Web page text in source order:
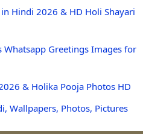
in Hindi 2026 & HD Holi Shayari
Whatsapp Greetings Images for
& Holika Pooja Photos HD
Wallpapers, Photos, Pictures